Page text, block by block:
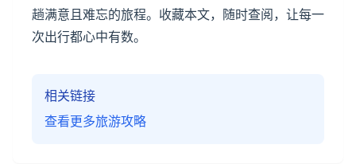
趟满意且难忘的旅程。收藏本文，随时查阅，让每一
次出行都心中有数。
相关链接
查看更多旅游攻略